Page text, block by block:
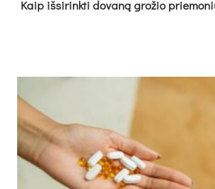
Kaip išsirinkti dovaną grožio